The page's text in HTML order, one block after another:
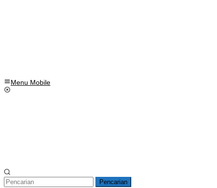
Menu Mobile
Pencarian